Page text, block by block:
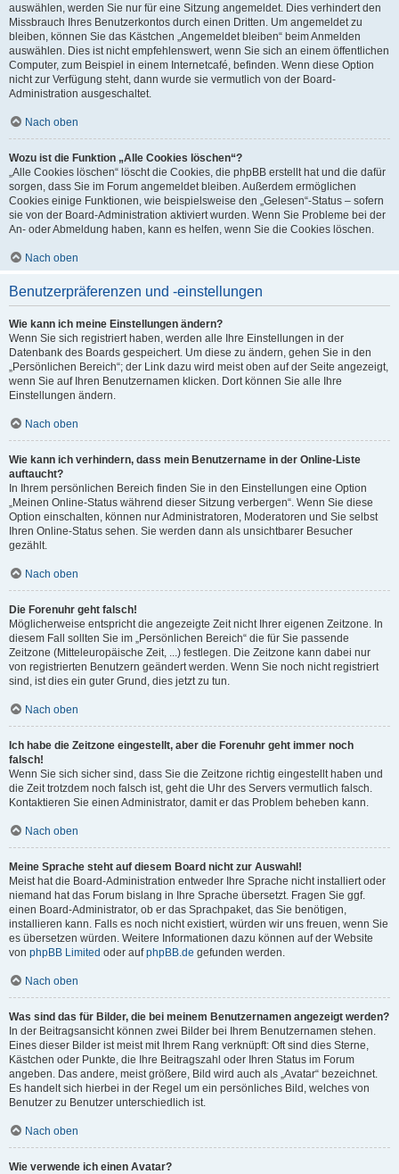
auswählen, werden Sie nur für eine Sitzung angemeldet. Dies verhindert den
Missbrauch Ihres Benutzerkontos durch einen Dritten. Um angemeldet zu
bleiben, können Sie das Kästchen „Angemeldet bleiben“ beim Anmelden
auswählen. Dies ist nicht empfehlenswert, wenn Sie sich an einem öffentlichen
Computer, zum Beispiel in einem Internetcafé, befinden. Wenn diese Option
nicht zur Verfügung steht, dann wurde sie vermutlich von der Board-
Administration ausgeschaltet.
Nach oben
Wozu ist die Funktion „Alle Cookies löschen“?
„Alle Cookies löschen“ löscht die Cookies, die phpBB erstellt hat und die dafür
sorgen, dass Sie im Forum angemeldet bleiben. Außerdem ermöglichen
Cookies einige Funktionen, wie beispielsweise den „Gelesen“-Status – sofern
sie von der Board-Administration aktiviert wurden. Wenn Sie Probleme bei der
An- oder Abmeldung haben, kann es helfen, wenn Sie die Cookies löschen.
Nach oben
Benutzerpräferenzen und -einstellungen
Wie kann ich meine Einstellungen ändern?
Wenn Sie sich registriert haben, werden alle Ihre Einstellungen in der
Datenbank des Boards gespeichert. Um diese zu ändern, gehen Sie in den
„Persönlichen Bereich“; der Link dazu wird meist oben auf der Seite angezeigt,
wenn Sie auf Ihren Benutzernamen klicken. Dort können Sie alle Ihre
Einstellungen ändern.
Nach oben
Wie kann ich verhindern, dass mein Benutzername in der Online-Liste
auftaucht?
In Ihrem persönlichen Bereich finden Sie in den Einstellungen eine Option
„Meinen Online-Status während dieser Sitzung verbergen“. Wenn Sie diese
Option einschalten, können nur Administratoren, Moderatoren und Sie selbst
Ihren Online-Status sehen. Sie werden dann als unsichtbarer Besucher
gezählt.
Nach oben
Die Forenuhr geht falsch!
Möglicherweise entspricht die angezeigte Zeit nicht Ihrer eigenen Zeitzone. In
diesem Fall sollten Sie im „Persönlichen Bereich“ die für Sie passende
Zeitzone (Mitteleuropäische Zeit, ...) festlegen. Die Zeitzone kann dabei nur
von registrierten Benutzern geändert werden. Wenn Sie noch nicht registriert
sind, ist dies ein guter Grund, dies jetzt zu tun.
Nach oben
Ich habe die Zeitzone eingestellt, aber die Forenuhr geht immer noch
falsch!
Wenn Sie sich sicher sind, dass Sie die Zeitzone richtig eingestellt haben und
die Zeit trotzdem noch falsch ist, geht die Uhr des Servers vermutlich falsch.
Kontaktieren Sie einen Administrator, damit er das Problem beheben kann.
Nach oben
Meine Sprache steht auf diesem Board nicht zur Auswahl!
Meist hat die Board-Administration entweder Ihre Sprache nicht installiert oder
niemand hat das Forum bislang in Ihre Sprache übersetzt. Fragen Sie ggf.
einen Board-Administrator, ob er das Sprachpaket, das Sie benötigen,
installieren kann. Falls es noch nicht existiert, würden wir uns freuen, wenn Sie
es übersetzen würden. Weitere Informationen dazu können auf der Website
von phpBB Limited oder aufphpBB.de gefunden werden.
Nach oben
Was sind das für Bilder, die bei meinem Benutzernamen angezeigt werden?
In der Beitragsansicht können zwei Bilder bei Ihrem Benutzernamen stehen.
Eines dieser Bilder ist meist mit Ihrem Rang verknüpft: Oft sind dies Sterne,
Kästchen oder Punkte, die Ihre Beitragszahl oder Ihren Status im Forum
angeben. Das andere, meist größere, Bild wird auch als „Avatar“ bezeichnet.
Es handelt sich hierbei in der Regel um ein persönliches Bild, welches von
Benutzer zu Benutzer unterschiedlich ist.
Nach oben
Wie verwende ich einen Avatar?